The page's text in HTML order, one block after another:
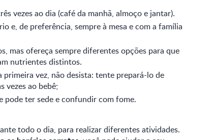
vezes ao dia (café da manhã, almoço e jantar).
e, de preferência, sempre à mesa e com a família
mas ofereça sempre diferentes opções para que
nutrientes distintos.
primeira vez, não desista: tente prepará-lo de
vezes ao bebê;
pode ter sede e confundir com fome.
todo o dia, para realizar diferentes atividades.